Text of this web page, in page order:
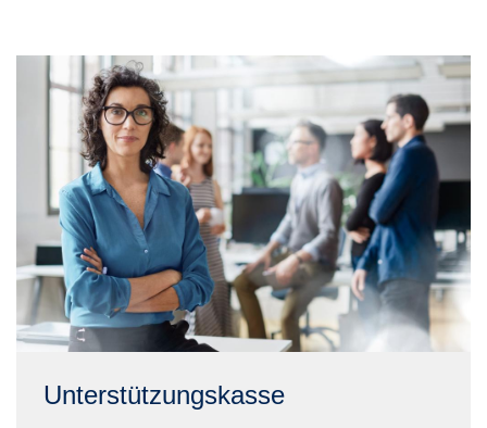
Unterstützungskasse